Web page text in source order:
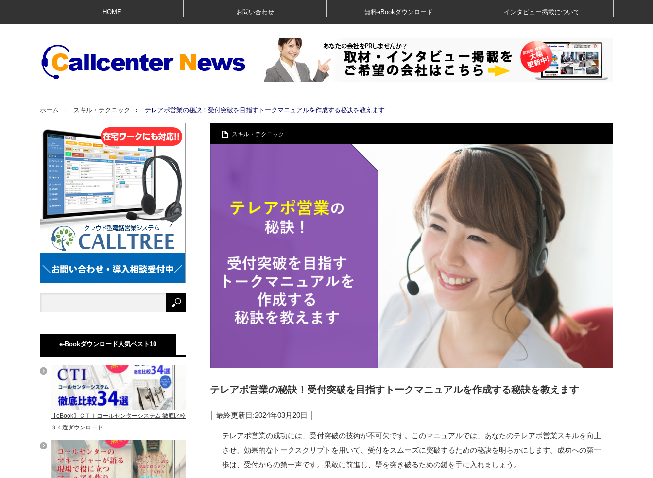
HOME お問い合わせ 無料eBookダウンロード インタビュー掲載について
ホーム スキル・テクニック テレアポ営業の秘訣！受付突破を目指すトークマニュアルを作成する秘訣を教えます
スキル・テクニック
テレアポ営業の秘訣！受付突破を目指すトークマニュアルを作成する秘訣を教えます
│ 最終更新日:2024年03月20日 │
テレアポ営業の成功には、受付突破の技術が不可欠です。このマニュアルでは、あなたのテレアポ営業スキルを向上
させ、効果的なトークスクリプトを用いて、受付をスムーズに突破するための秘訣を明らかにします。成功への第一
歩は、受付からの第一声です。果敢に前進し、壁を突き破るための鍵を手に入れましょう。
e-Bookダウンロード人気ベスト10
【eBook】ＣＴＩコールセンターシステム 徹底比較
３４選ダウンロード